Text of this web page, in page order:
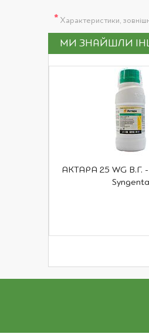
* Характеристики,
МИ ЗНАЙШЛИ
АКТАРА 25 WG В.Г. -
Syngenta